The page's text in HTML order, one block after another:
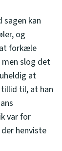
kan
og
forkæle
slog det
at
til, at han
var for
henviste